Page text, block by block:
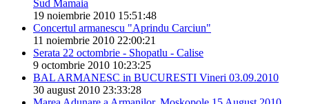
Sud Mamaia
19 noiembrie 2010 15:51:48
Concertul armanescu "Aprindu Carciun"
11 noiembrie 2010 22:00:21
Serata 22 octombrie - Shopatlu - Calise
9 octombrie 2010 10:23:25
BAL ARMANESC in BUCURESTI Vineri 03.09.2010
30 august 2010 23:33:28